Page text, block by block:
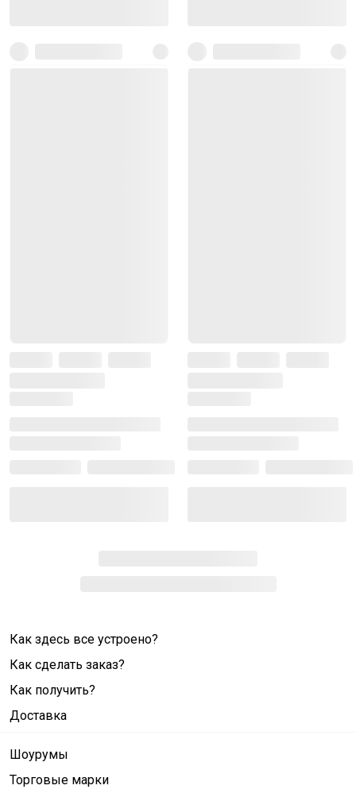
Как здесь все устроено?
Как сделать заказ?
Как получить?
Доставка
Шоурумы
Торговые марки